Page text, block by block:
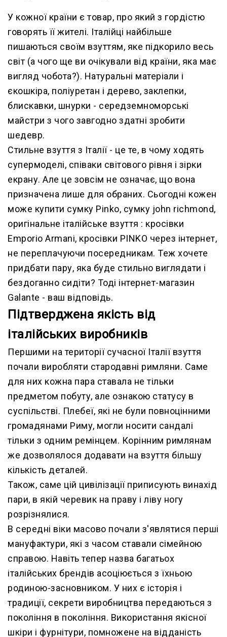
У кожної країни є товар, про який з гордістю
говорять її жителі. Італійці найбільше
пишаються своїм взуттям, яке підкорило весь
світ (а чого ще ви очікували від країни, яка має
вигляд чобота?). Натуральні матеріали і
єкошкіра, поліуретан і дерево, заклепки,
блискавки, шнурки - середземноморські
майстри з чого завгодно здатні зробити
шедевр.
Стильне взуття з Італії - це те, в чому ходять
супермоделі, співаки світового рівня і зірки
екрану. Але це зовсім не означає, що вона
призначена лише для обраних. Сьогодні кожен
може купити сумку Pinko, сумку john richmond,
оригінальне італійське взуття : кросівки
Emporio Armani, кросівки PINKO через інтернет,
не переплачуючи посередникам. Теж хочете
придбати пару, яка буде стильно виглядати і
бездоганно сидіти? Тоді інтернет-магазин
Galante - ваш відповідь.
Підтверджена якість від
італійських виробників
Першими на території сучасної Італії взуття
почали виробляти стародавні римляни. Саме
для них кожна пара ставала не тільки
предметом побуту, але ознакою статусу в
суспільстві. Плебеї, які не були повноцінними
громадянами Риму, могли носити сандалі
тільки з одним ремінцем. Корінним римлянам
же дозволялося додавати на взуття більшу
кількість деталей.
Також, саме цій цивілізації приписують винахід
пари, в якій черевик на праву і ліву ногу
розрізнялися.
В середні віки масово почали з'являтися перші
мануфактури, які з часом ставали сімейною
справою. Навіть тепер назва багатьох
італійських брендів асоціюється з їхньою
родиною-засновником. У них є історія і
традиції, секрети виробництва передаються з
покоління в покоління. Використання якісної
шкіри і фурнітури, помножене на відданість